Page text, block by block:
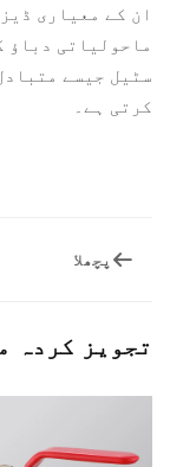
ان کے معیاری
ماحولیاتی دباؤ
سٹیل جیسے
کرتی ہے۔
پچھلا
تجویز کردہ